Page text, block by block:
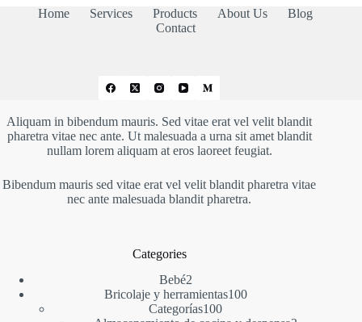
Home Services Products About Us
Blog
Contact
Aliquam in bibendum mauris. Sed vitae erat vel velit blandit
pharetra vitae nec ante. Ut malesuada a urna sit amet blandit
nullam lorem aliquam at eros laoreet feugiat.
Bibendum mauris sed vitae erat vel velit blandit pharetra vitae
nec ante malesuada blandit pharetra.
Categories
Bebé22
productos
Bricolaje y herramientas100100
Categorías100100